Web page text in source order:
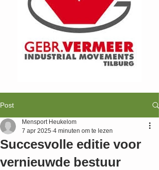
Post
Succesvolle editie voor
vernieuwde bestuur
Mensport Heukelom
7 apr 2025 4 minuten om te lezen